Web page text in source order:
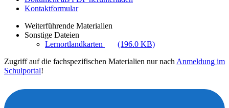
Kontaktformular
Weiterführende Materialien
Sonstige Dateien
Lernortlandkarten
(196.0 KB)
Zugriff auf die fachspezifischen Materialien nur nach Anmeldung im
Schulportal!